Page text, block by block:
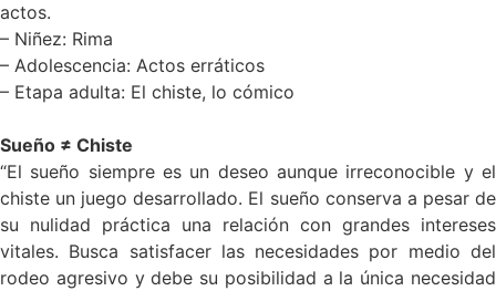
actos.
– Niñez: Rima
– Adolescencia: Actos erráticos
– Etapa adulta: El chiste, lo cómico
Sueño ≠ Chiste
“El sueño siempre es un deseo aunque irreconocible y el
chiste un juego desarrollado. El sueño conserva a pesar de
su nulidad práctica una relación con grandes intereses
vitales. Busca satisfacer las necesidades por medio del
rodeo agresivo y debe su posibilidad a la única necesidad